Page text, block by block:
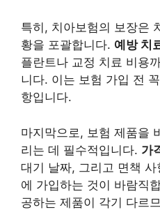
특히, 치아보험의 보장은
황을 포괄합니다. 예방 치
플란트나 교정 치료 비용
니다. 이는 보험 가입 전
항입니다.
마지막으로, 보험 제품을
리는 데 필수적입니다. 가
대기 날짜, 그리고 면책
에 가입하는 것이 바람직
공하는 제품이 각기 다르